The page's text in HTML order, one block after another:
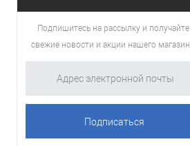
Подпишитесь на рассылку и получайте
свежие новости и акции нашего